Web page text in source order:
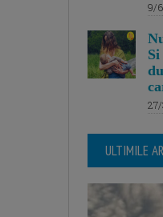
9/
ULTIMILE